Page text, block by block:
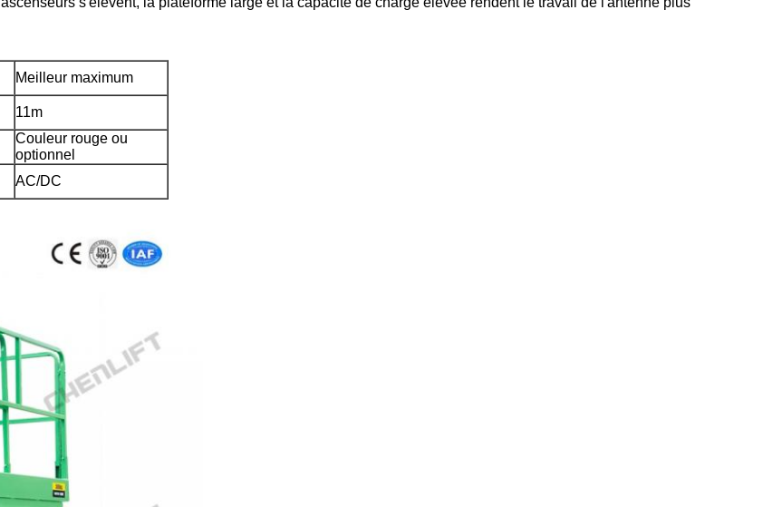
Meilleur maximum
11m
Couleur rouge ou
optionnel
AC/DC